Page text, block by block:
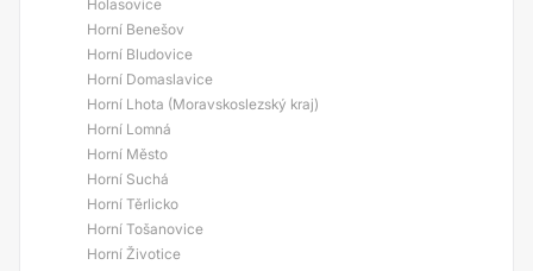
Holasovice
Horní Benešov
Horní Bludovice
Horní Domaslavice
Horní Lhota (Moravskoslezský kraj)
Horní Lomná
Horní Město
Horní Suchá
Horní Těrlicko
Horní Tošanovice
Horní Životice